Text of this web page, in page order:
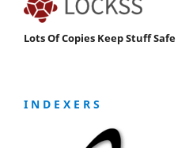
Lots Of Copies Keep Stuff Safe
I N D E X E R S